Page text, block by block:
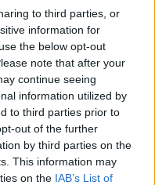
to third parties, or
information for
the below opt-out
note that after your
continue seeing
information utilized by
to third parties prior to
out of the further
by third parties on the
This information may
on the IAB’s List of
στοGoogle News
νέα.
Τα νέα της ημέρας